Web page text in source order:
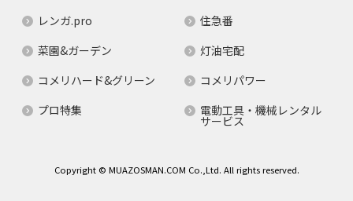
レンガ.pro
住急番
菜園&ガーデン
灯油宅配
コメリハード&グリーン
コメリパワー
プロ特集
電動工具・機械レンタル
サービス
Copyright © MUAZOSMAN.COM Co.,Ltd. All rights reserved.